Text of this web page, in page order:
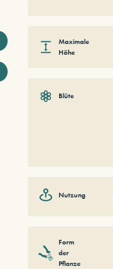
Maximale
Höhe
Blüte
Nutzung
Form
der
Pflanze